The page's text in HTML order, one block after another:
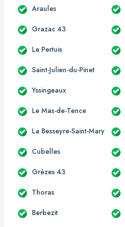
Araules
Grazac 43
Le Pertuis
Saint-Julien-du-Pinet
Yssingeaux
Le Mas-de-Tence
La Besseyre-Saint-Mary
Cubelles
Grèzes 43
Thoras
Berbezit